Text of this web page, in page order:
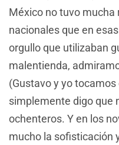
México no tuvo mucha
nacionales que en
orgullo que utilizaban
malentienda,
(Gustavo y yo
simplemente digo que
ochenteros. Y en los
mucho la sofisticación